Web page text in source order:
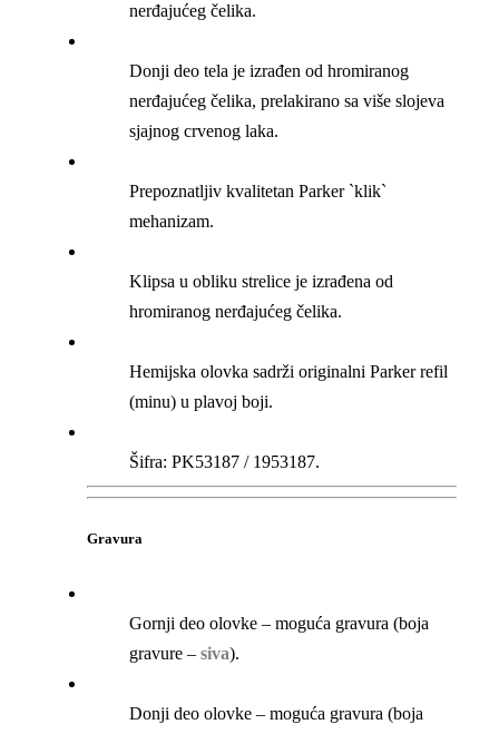
nerđajućeg čelika.
Donji deo tela je izrađen od hromiranog
nerđajućeg čelika, prelakirano sa više slojeva
sjajnog crvenog laka.
Prepoznatljiv kvalitetan Parker `klik`
mehanizam.
Klipsa u obliku strelice je izrađena od
hromiranog nerđajućeg čelika.
Hemijska olovka sadrži originalni Parker refil
(minu) u plavoj boji.
Šifra: PK53187 / 1953187.
Gravura
Gornji deo olovke – moguća gravura (boja
gravure –siva).
Donji deo olovke – moguća gravura (boja